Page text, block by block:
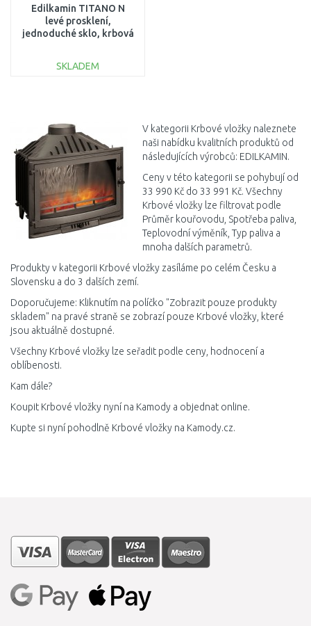
Edilkamin TITANO N
levé prosklení,
jednoduché sklo, krbová
SKLADEM
Porovnat
V kategorii Krbové vložky naleznete
naši nabídku kvalitních produktů od
následujících výrobců: EDILKAMIN.
Ceny v této kategorii se pohybují od
33 990 Kč do 33 991 Kč. Všechny
Krbové vložky lze filtrovat podle
Průměr kouřovodu, Spotřeba paliva,
Teplovodní výměník, Typ paliva a
mnoha dalších parametrů.
Produkty v kategorii Krbové vložky zasíláme po celém Česku a
Slovensku a do 3 dalších zemí.
Doporučujeme: Kliknutím na políčko "Zobrazit pouze produkty
skladem" na pravé straně se zobrazí pouze Krbové vložky, které
jsou aktuálně dostupné.
Všechny Krbové vložky lze seřadit podle ceny, hodnocení a
oblíbenosti.
Kam dále?
Koupit Krbové vložky nyní na Kamody a objednat online.
Kupte si nyní pohodlně Krbové vložky na Kamody.cz.